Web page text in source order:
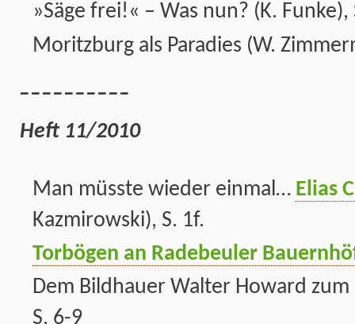
»Säge frei!« – Was nun? (K. Funke),
Moritzburg als Paradies (W.
Heft 11/2010
Man müsste wieder einmal… Elias
Kazmirowski), S. 1f.
Torbögen an Radebeuler
Dem Bildhauer Walter Howard zum
S. 6-9